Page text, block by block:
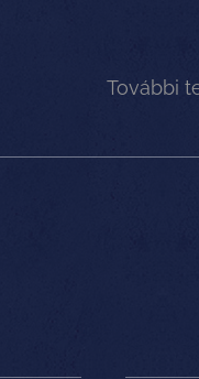
További